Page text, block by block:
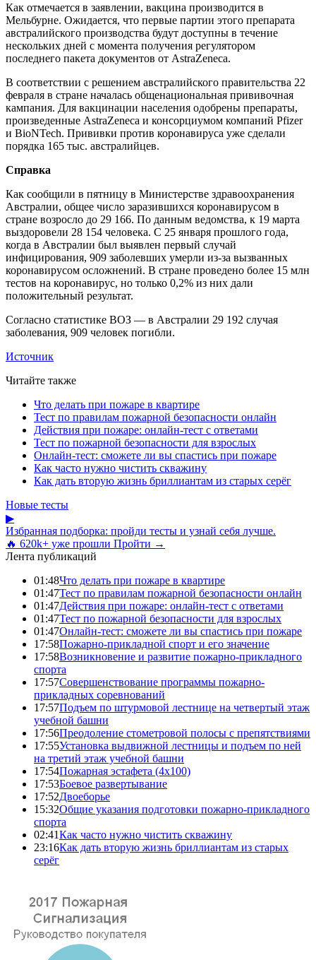
Как отмечается в заявлении, вакцина производится в
Мельбурне. Ожидается, что первые партии этого препарата
австралийского производства будут доступны в течение
нескольких дней с момента получения регулятором
последнего пакета документов от AstraZeneca.
В соответствии с решением австралийского правительства 22
февраля в стране началась общенациональная прививочная
кампания. Для вакцинации населения одобрены препараты,
произведенные AstraZeneca и консорциумом компаний Pfizer
и BioNTech. Прививки против коронавируса уже сделали
порядка 165 тыс. австралийцев.
Справка
Как сообщили в пятницу в Министерстве здравоохранения
Австралии, общее число заразившихся коронавирусом в
стране возросло до 29 166. По данным ведомства, к 19 марта
выздоровели 28 154 человека. С 25 января прошлого года,
когда в Австралии был выявлен первый случай
инфицирования, 909 заболевших умерли из-за вызванных
коронавирусом осложнений. В стране проведено более 15 млн
тестов на коронавирус, но только 0,2% из них дали
положительный результат.
Согласно статистике ВОЗ — в Австралии 29 192 случая
заболевания, 909 человек погибли.
Источник
Читайте также
Что делать при пожаре в квартире
Тест по правилам пожарной безопасности онлайн
Действия при пожаре: онлайн-тест с ответами
Тест по пожарной безопасности для взрослых
Онлайн-тест: сможете ли вы спастись при пожаре
Как часто нужно чистить скважину
Как дать вторую жизнь бриллиантам из старых серёг
Новые тесты
▶
Избранная подборка: пройди тесты и узнай себя лучше.
🔥 620k+ уже прошли Пройти →
Лента публикаций
01:48Что делать при пожаре в квартире
01:47Тест по правилам пожарной безопасности онлайн
01:47Действия при пожаре: онлайн-тест с ответами
01:47Тест по пожарной безопасности для взрослых
01:47Онлайн-тест: сможете ли вы спастись при пожаре
17:58Пожарно-прикладной спорт и его значение
17:58Возникновение и развитие пожарно-прикладного
спорта
17:57Совершенствование программы пожарно-
прикладных соревнований
17:57Подъем по штурмовой лестнице на четвертый этаж
учебной башни
17:56Преодоление стометровой полосы с препятствиями
17:55Установка выдвижной лестницы и подъем по ней
на третий этаж учебной башни
17:54Пожарная эстафета (4x100)
17:53Боевое развертывание
17:52Двоеборье
15:32Общие указания подготовки пожарно-прикладного
спорта
02:41Как часто нужно чистить скважину
23:16Как дать вторую жизнь бриллиантам из старых
серёг